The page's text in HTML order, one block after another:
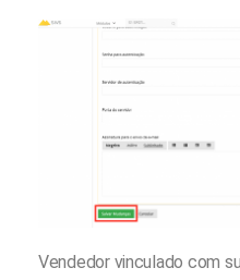
Vendedor vinculado com